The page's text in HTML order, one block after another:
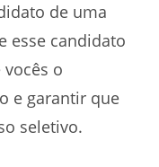
de uma
esse candidato
o
e garantir que
seletivo.